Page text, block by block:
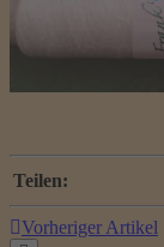
Teilen:
Vorheriger Artikel